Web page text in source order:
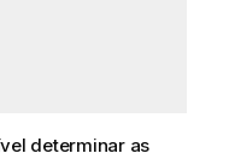
determinar as